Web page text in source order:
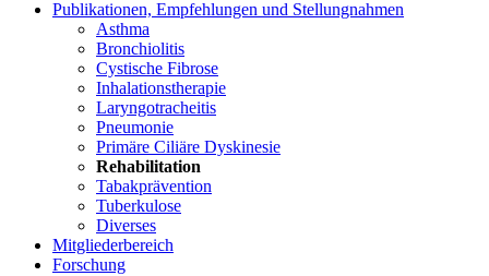
Publikationen, Empfehlungen und Stellungnahmen
Asthma
Bronchiolitis
Cystische Fibrose
Inhalationstherapie
Laryngotracheitis
Pneumonie
Primäre Ciliäre Dyskinesie
Rehabilitation
Tabakprävention
Tuberkulose
Diverses
Mitgliederbereich
Forschung